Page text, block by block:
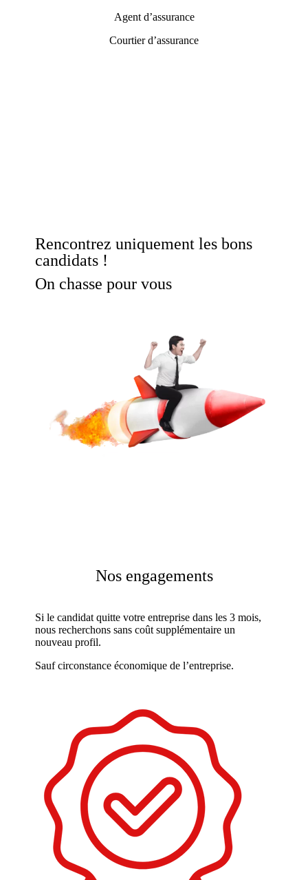
Agent d’assurance
Courtier d’assurance
Rencontrez uniquement les bons
candidats !
On chasse pour vous
Nos engagements
Si le candidat quitte votre entreprise dans les 3 mois,
nous recherchons sans coût supplémentaire un
nouveau profil.
Sauf circonstance économique de l’entreprise.